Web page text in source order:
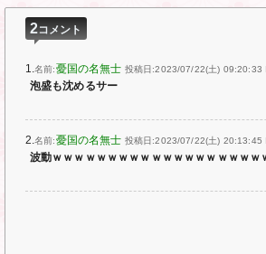
2コメント
1.名前:憂国の名無士 投稿日:2023/07/22(土) 09:20:33
泡盛も沈めるサー
2.名前:憂国の名無士 投稿日:2023/07/22(土) 20:13:45
波動ｗｗｗｗｗｗｗｗｗｗｗｗｗｗｗｗｗｗｗ